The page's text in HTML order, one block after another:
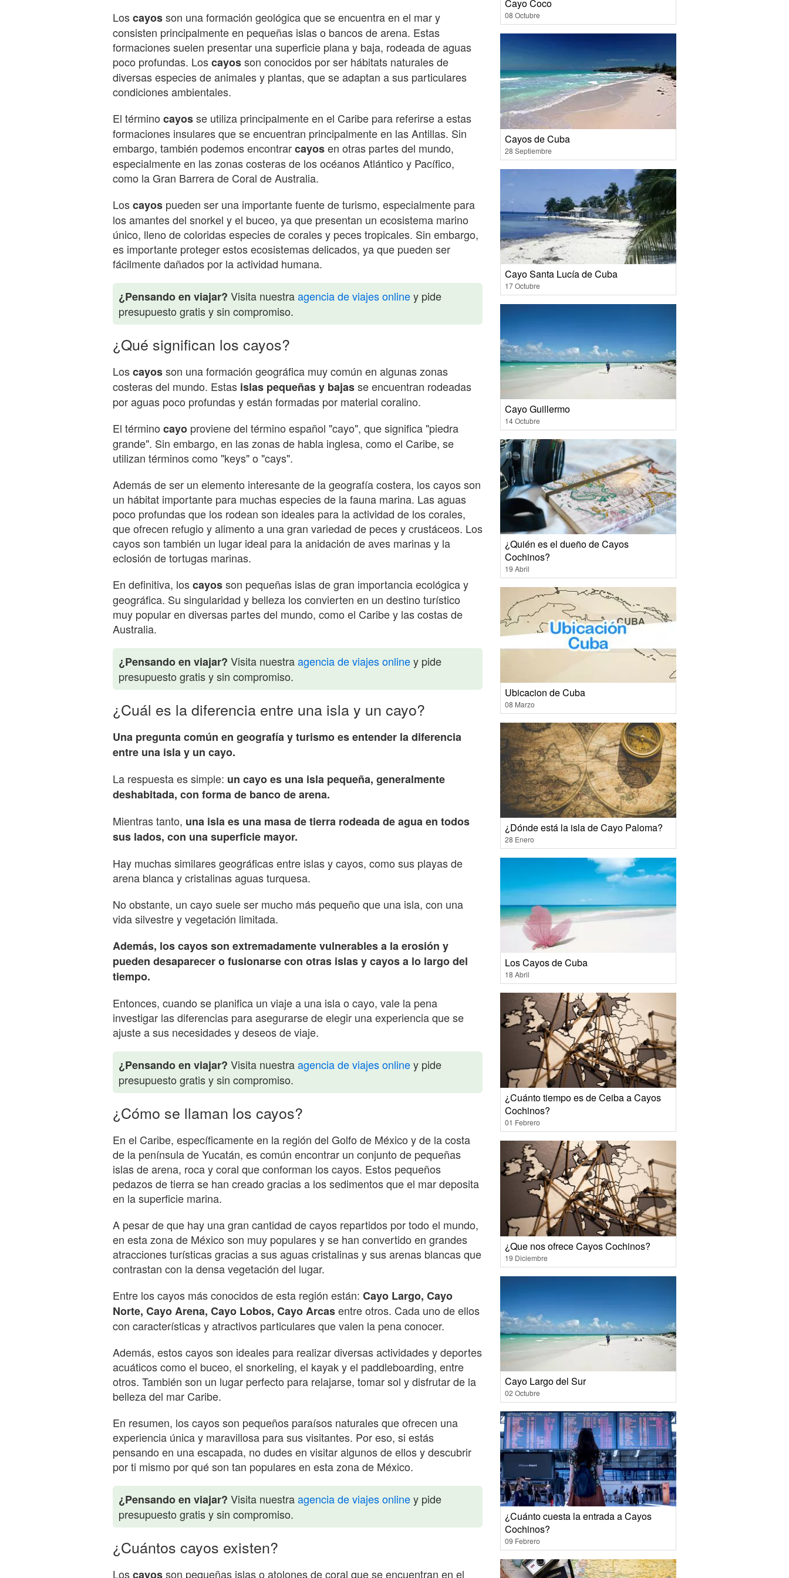
Loscayosson una formación geológica que se encuentra en el mar y
consisten principalmente en pequeñas islas o bancos de arena. Estas
formaciones suelen presentar una superficie plana y baja, rodeada de aguas
poco profundas. Loscayosson conocidos por ser hábitats naturales de
diversas especies de animales y plantas, que se adaptan a sus particulares
condiciones ambientales.
El término cayosse utiliza principalmente en el Caribe para referirse a estas
formaciones insulares que se encuentran principalmente en las Antillas. Sin
embargo, también podemos encontrarcayosen otras partes del mundo,
especialmente en las zonas costeras de los océanos Atlántico y Pacífico,
como la Gran Barrera de Coral de Australia.
Loscayos pueden ser una importante fuente de turismo, especialmente para
los amantes del snorkel y el buceo, ya que presentan un ecosistema marino
único, lleno de coloridas especies de corales y peces tropicales. Sin embargo,
es importante proteger estos ecosistemas delicados, ya que pueden ser
fácilmente dañados por la actividad humana.
¿Pensando en viajar? Visita nuestraagencia de viajes onliney pide
presupuesto gratis y sin compromiso.
¿Qué significan los cayos?
Loscayosson una formación geográfica muy común en algunas zonas
costeras del mundo. Estas islas pequeñas y bajasse encuentran rodeadas
por aguas poco profundas y están formadas por material coralino.
El término cayo proviene del término español "cayo", que significa "piedra
grande". Sin embargo, en las zonas de habla inglesa, como el Caribe, se
utilizan términos como "keys" o "cays".
Además de ser un elemento interesante de la geografía costera, los cayos son
un hábitat importante para muchas especies de la fauna marina. Las aguas
poco profundas que los rodean son ideales para la actividad de los corales,
que ofrecen refugio y alimento a una gran variedad de peces y crustáceos. Los
cayos son también un lugar ideal para la anidación de aves marinas y la
eclosión de tortugas marinas.
En definitiva, loscayosson pequeñas islas de gran importancia ecológica y
geográfica. Su singularidad y belleza los convierten en un destino turístico
muy popular en diversas partes del mundo, como el Caribe y las costas de
Australia.
¿Pensando en viajar? Visita nuestraagencia de viajes onliney pide
presupuesto gratis y sin compromiso.
¿Cuál es la diferencia entre una isla y un cayo?
Una pregunta común en geografía y turismo es entender la diferencia
entre una isla y un cayo.
La respuesta es simple: un cayo es una isla pequeña, generalmente
deshabitada, con forma de banco de arena.
Mientras tanto, una isla es una masa de tierra rodeada de agua en todos
sus lados, con una superficie mayor.
Hay muchas similares geográficas entre islas y cayos, como sus playas de
arena blanca y cristalinas aguas turquesa.
No obstante, un cayo suele ser mucho más pequeño que una isla, con una
vida silvestre y vegetación limitada.
Además, los cayos son extremadamente vulnerables a la erosión y
pueden desaparecer o fusionarse con otras islas y cayos a lo largo del
tiempo.
Entonces, cuando se planifica un viaje a una isla o cayo, vale la pena
investigar las diferencias para asegurarse de elegir una experiencia que se
ajuste a sus necesidades y deseos de viaje.
¿Pensando en viajar? Visita nuestraagencia de viajes onliney pide
presupuesto gratis y sin compromiso.
¿Cómo se llaman los cayos?
En el Caribe, específicamente en la región del Golfo de México y de la costa
de la península de Yucatán, es común encontrar un conjunto de pequeñas
islas de arena, roca y coral que conforman los cayos. Estos pequeños
pedazos de tierra se han creado gracias a los sedimentos que el mar deposita
en la superficie marina.
A pesar de que hay una gran cantidad de cayos repartidos por todo el mundo,
en esta zona de México son muy populares y se han convertido en grandes
atracciones turísticas gracias a sus aguas cristalinas y sus arenas blancas que
contrastan con la densa vegetación del lugar.
Entre los cayos más conocidos de esta región están: Cayo Largo, Cayo
Norte, Cayo Arena, Cayo Lobos, Cayo Arcasentre otros. Cada uno de ellos
con características y atractivos particulares que valen la pena conocer.
Además, estos cayos son ideales para realizar diversas actividades y deportes
acuáticos como el buceo, el snorkeling, el kayak y el paddleboarding, entre
otros. También son un lugar perfecto para relajarse, tomar sol y disfrutar de la
belleza del mar Caribe.
En resumen, los cayos son pequeños paraísos naturales que ofrecen una
experiencia única y maravillosa para sus visitantes. Por eso, si estás
pensando en una escapada, no dudes en visitar algunos de ellos y descubrir
por ti mismo por qué son tan populares en esta zona de México.
¿Pensando en viajar? Visita nuestraagencia de viajes onliney pide
presupuesto gratis y sin compromiso.
¿Cuántos cayos existen?
Loscayosson pequeñas islas o atolones de coral que se encuentran en el
Cayo Coco
08 Octubre
Cayos de Cuba
28 Septiembre
Cayo Santa Lucía de Cuba
17 Octubre
Cayo Guillermo
14 Octubre
¿Quién es el dueño de Cayos
Cochinos?
19 Abril
Ubicacion de Cuba
08 Marzo
¿Dónde está la isla de Cayo Paloma?
28 Enero
Los Cayos de Cuba
18 Abril
¿Cuánto tiempo es de Ceiba a Cayos
Cochinos?
01 Febrero
¿Que nos ofrece Cayos Cochinos?
19 Diciembre
Cayo Largo del Sur
02 Octubre
¿Cuánto cuesta la entrada a Cayos
Cochinos?
09 Febrero